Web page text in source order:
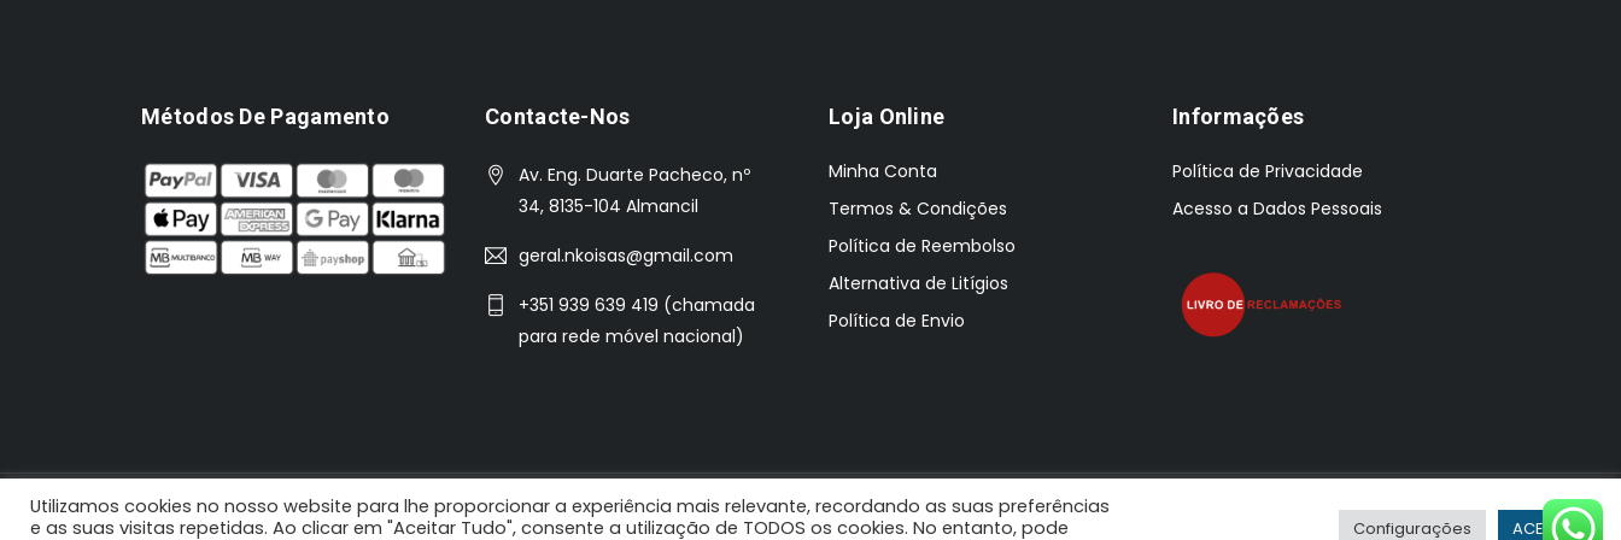
Métodos De Pagamento Contacte-Nos
Av. Eng. Duarte Pacheco, nº
34, 8135-104 Almancil
geral.nkoisas@gmail.com
+351 939 639 419 (chamada
para rede móvel nacional)
Loja Online
Minha Conta
Termos & Condições
Política de Reembolso
Alternativa de Litígios
Política de Envio
Informações
Política de Privacidade
Acesso a Dados Pessoais
2021 N'Koisas © Todos os direitos reservados | Design by: Pombaldata
Utilizamos cookies no nosso website para lhe proporcionar a experiência mais relevante, recordando as suas preferências
e as suas visitas repetidas. Ao clicar em "Aceitar Tudo", consente a utilização de TODOS os cookies. No entanto, pode
Configurações ACEITAR